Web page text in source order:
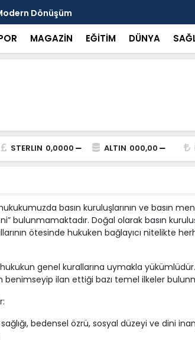
Dönüşüm
MAGAZİN EĞİTİM DÜNYA
STERLIN 0,0000 ALTIN 000,00
basın kuruluşlarının ve basın
bulunmamaktadır. Doğal olarak basın
ötesinde hukuken bağlayıcı nitelikte
genel kurallarına uymakla
benimseyip ilan ettiği bazı temel ilkeler
bedensel özrü, sosyal düzeyi ve dini